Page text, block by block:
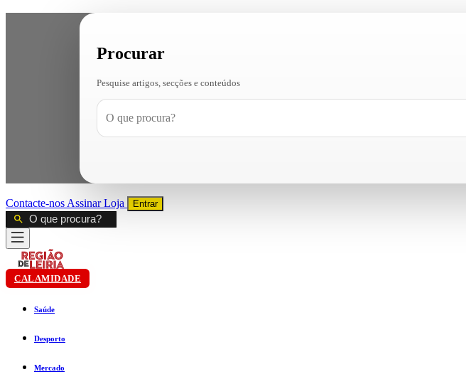
Procurar
Pesquise artigos, secções e conteúdos
Contacte-nos AssinarLoja Entrar
CALAMIDADE
Saúde
Desporto
Mercado